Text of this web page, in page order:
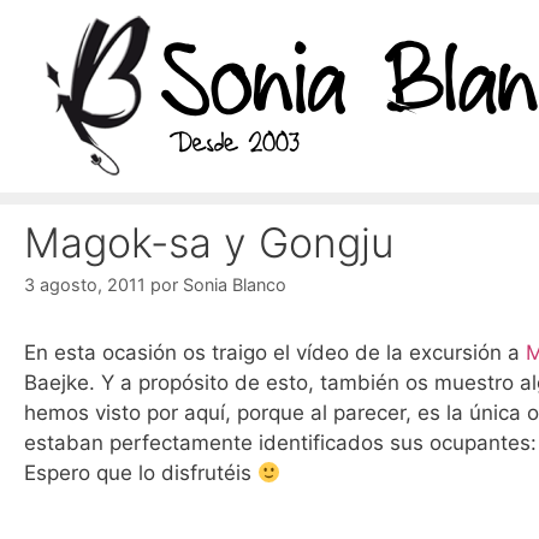
contenido
Magok-sa y Gongju
3 agosto, 2011 por Sonia Blanco
En esta ocasión os traigo el vídeo de la excursión a
Baejke. Y a propósito de esto, también os muestro
hemos visto por aquí, porque al parecer, es la
estaban perfectamente identificados sus
Espero que lo disfrutéis